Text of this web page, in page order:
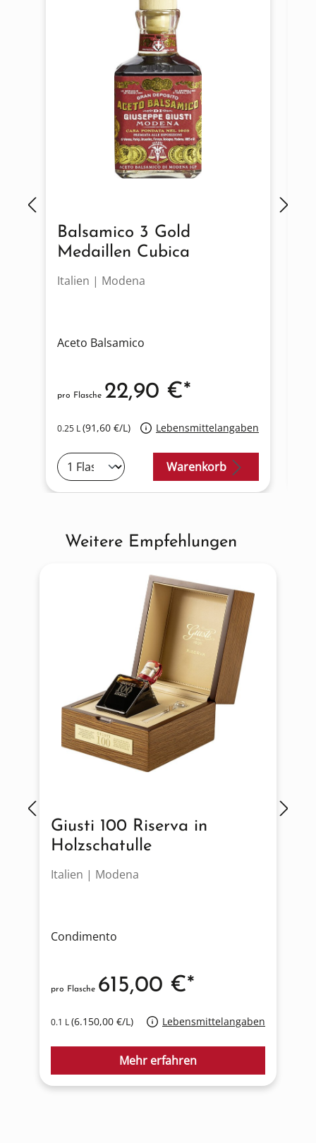
Balsamico 3 Gold
Medaillen Cubica
Italien | Modena
Aceto Balsamico
0.25 L(91,60 €/L) Lebensmittelangaben
pro Flasche 22,90 €*
Warenkorb
Produktgalerie überspringen
Weitere Empfehlungen
Giusti 100 Riserva in
Holzschatulle
Italien | Modena
Condimento
0.1 L(6.150,00 €/L) Lebensmittelangaben
pro Flasche 615,00 €*
Mehr erfahren